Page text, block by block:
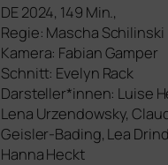
DE2024, 149 Min.,
Regie: Mascha Schilinski
Kamera: Fabian Gamper
Schnitt: Evelyn Rack
Darsteller*innen: Luise
Lena Urzendowsky,
Geisler-Bading, Lea
Hanna Heckt